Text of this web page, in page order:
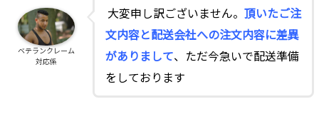
大変申し訳ございません。 頂いたご注
文内容と配送会社への注文内容に差異
がありまして、ただ今急いで配送準備
をしております
ベテランクレーム
対応係